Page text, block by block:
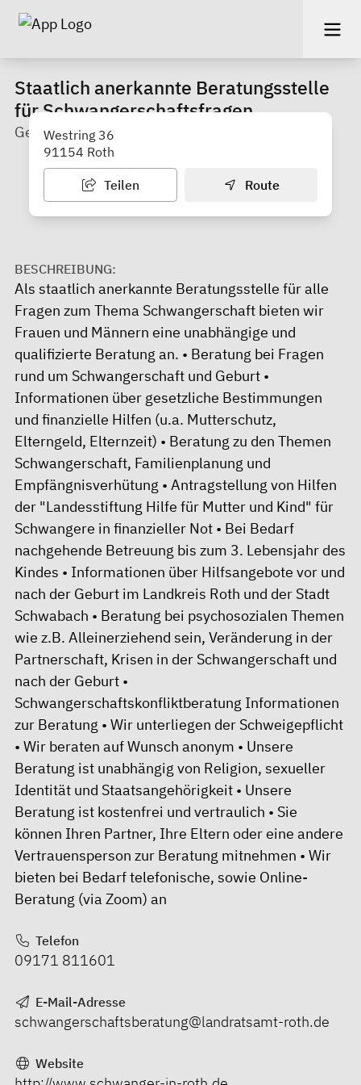
Staatlich anerkannte Beratungsstelle
für Schwangerschaftsfragen
Gesundheitsamt
Westring 36
91154 Roth
Teilen Route
BESCHREIBUNG:
Als staatlich anerkannte Beratungsstelle für alle
Fragen zum Thema Schwangerschaft bieten wir
Frauen und Männern eine unabhängige und
qualifizierte Beratung an. • Beratung bei Fragen
rund um Schwangerschaft und Geburt •
Informationen über gesetzliche Bestimmungen
und finanzielle Hilfen (u.a. Mutterschutz,
Elterngeld, Elternzeit) • Beratung zu den Themen
Schwangerschaft, Familienplanung und
Empfängnisverhütung • Antragstellung von Hilfen
der "Landesstiftung Hilfe für Mutter und Kind" für
Schwangere in finanzieller Not • Bei Bedarf
nachgehende Betreuung bis zum 3. Lebensjahr des
Kindes • Informationen über Hilfsangebote vor und
nach der Geburt im Landkreis Roth und der Stadt
Schwabach • Beratung bei psychosozialen Themen
wie z.B. Alleinerziehend sein, Veränderung in der
Partnerschaft, Krisen in der Schwangerschaft und
nach der Geburt •
Schwangerschaftskonfliktberatung Informationen
zur Beratung • Wir unterliegen der Schweigepflicht
• Wir beraten auf Wunsch anonym • Unsere
Beratung ist unabhängig von Religion, sexueller
Identität und Staatsangehörigkeit • Unsere
Beratung ist kostenfrei und vertraulich • Sie
können Ihren Partner, Ihre Eltern oder eine andere
Vertrauensperson zur Beratung mitnehmen • Wir
bieten bei Bedarf telefonische, sowie Online-
Beratung (via Zoom) an
Telefon
09171 811601
E-Mail-Adresse
schwangerschaftsberatung@landratsamt-roth.de
Website